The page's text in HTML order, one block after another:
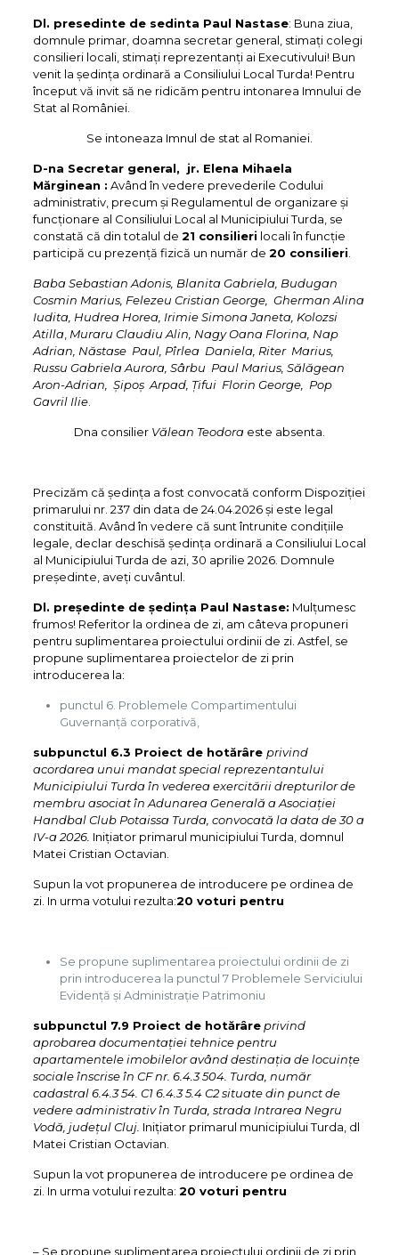
Dl. presedinte de sedinta Paul Nastase: Buna ziua,
domnule primar, doamna secretar general, stimați colegi
consilieri locali, stimați reprezentanți ai Executivului! Bun
venit la ședința ordinară a Consiliului Local Turda! Pentru
început vă invit să ne ridicăm pentru intonarea Imnului de
Stat al României.
Se intoneaza Imnul de stat al Romaniei.
D-na Secretar general, jr. Elena Mihaela
Mărginean : Având în vedere prevederile Codului
administrativ, precum și Regulamentul de organizare și
funcționare al Consiliului Local al Municipiului Turda, se
constată că din totalul de 21 consilieri locali în funcție
participă cu prezență fizică un număr de 20 consilieri
Baba Sebastian Adonis, Blanita Gabriela, Budugan
Cosmin Marius, Felezeu Cristian George, Gherman Alina
Iudita, Hudrea Horea, Irimie Simona Janeta, Kolozsi
Atilla, Muraru Claudiu Alin, Nagy Oana Florina, Nap
Adrian, Năstase Paul, Pîrlea Daniela, Riter Marius,
Russu Gabriela Aurora, Sârbu Paul Marius, Sălăgean
Aron-Adrian, Şipoş Arpad, Ţifui Florin George, Pop
Gavril Ilie.
Dna consilier Vălean Teodoraeste absenta.
Precizăm că ședința a fost convocată conform Dispoziției
primarului nr. 237 din data de 24.04.2026 și este legal
constituită. Având în vedere că sunt întrunite condițiile
legale, declar deschisă ședința ordinară a Consiliului Local
al Municipiului Turda de azi, 30 aprilie 2026. Domnule
președinte, aveți cuvântul.
Dl. preşedinte de şedinţa Paul Nastase: Mulțumesc
frumos! Referitor la ordinea de zi, am câteva propuneri
pentru suplimentarea proiectului ordinii de zi. Astfel, se
propune suplimentarea proiectelor de zi prin
introducerea la:
punctul 6. Problemele Compartimentului
Guvernanță corporativă,
subpunctul 6.3 Proiect de hotărâre privind
acordarea unui mandat special reprezentantului
Municipiului Turda în vederea exercitării drepturilor de
membru asociat în Adunarea Generală a Asociației
Handbal Club Potaissa Turda, convocată la data de 30 a
IV-a 2026. Inițiator primarul municipiului Turda, domnul
Matei Cristian Octavian.
Supun la vot propunerea de introducere pe ordinea de
zi. In urma votului rezulta:20 voturi pentru
Se propune suplimentarea proiectului ordinii de zi
prin introducerea la punctul 7 Problemele Serviciului
Evidență și Administrație Patrimoniu
subpunctul 7.9 Proiect de hotărâre privind
aprobarea documentației tehnice pentru
apartamentele imobilelor având destinația de locuințe
sociale înscrise în CF nr. 6.4.3 504. Turda, număr
cadastral 6.4.3 54. C1 6.4.3 5.4 C2 situate din punct de
vedere administrativ în Turda, strada Intrarea Negru
Vodă, județul Cluj. Inițiator primarul municipiului Turda, dl
Matei Cristian Octavian.
Supun la vot propunerea de introducere pe ordinea de
zi. In urma votului rezulta: 20 voturi pentru
– Se propune suplimentarea proiectului ordinii de zi prin